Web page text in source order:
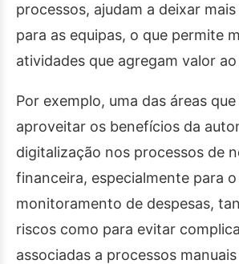
processos, ajudam a deixar
para as equipas, o que permite
atividades que agregam valor
Por exemplo, uma das áreas
aproveitar os benefícios da
digitalização nos processos de
financeira, especialmente para
monitoramento de despesas,
riscos como para evitar
associadas a processos